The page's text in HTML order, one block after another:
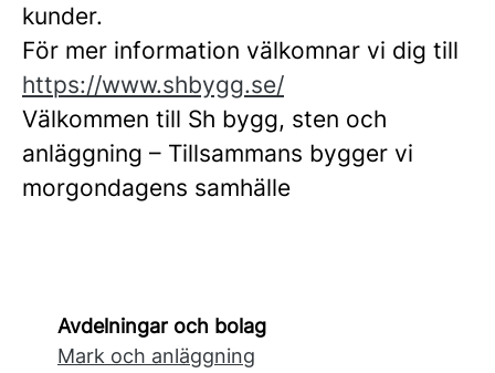
kunder.
För mer information välkomnar vi dig till
https://www.shbygg.se/
Välkommen till Sh bygg, sten och
anläggning – Tillsammans bygger vi
morgondagens samhälle
Avdelningar och bolag
Mark och anläggning